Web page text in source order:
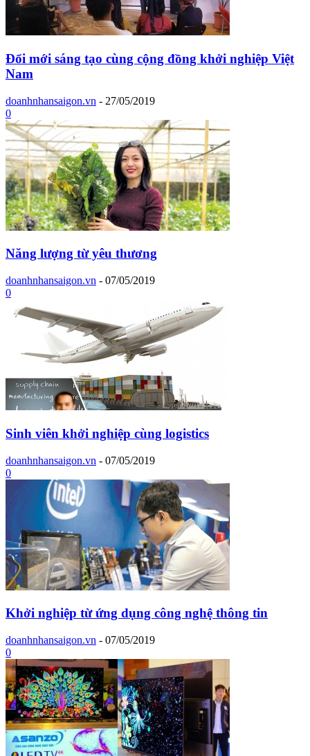
Đổi mới sáng tạo cùng cộng đồng khởi nghiệp Việt
Nam
doanhnhansaigon.vn - 27/05/2019
0
Năng lượng từ yêu thương
doanhnhansaigon.vn - 07/05/2019
0
Sinh viên khởi nghiệp cùng logistics
doanhnhansaigon.vn - 07/05/2019
0
Khởi nghiệp từ ứng dụng công nghệ thông tin
doanhnhansaigon.vn - 07/05/2019
0